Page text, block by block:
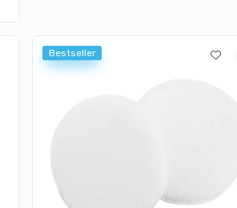
Bestseller